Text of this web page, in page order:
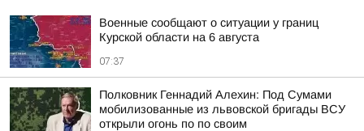
Военные сообщают о ситуации у границ
Курской области на 6 августа
07:37
Полковник Геннадий Алехин: Под Сумами
мобилизованные из львовской бригады ВСУ
открыли огонь по по своим